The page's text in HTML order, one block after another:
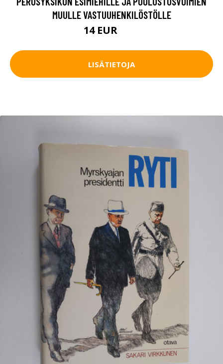
MUULLE VASTUUHENKILÖSTÖLLE
14 EUR
LISÄTIETOJA